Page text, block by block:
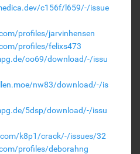
c156f/l659/-/issue
profiles/jarvinhensen
profiles/felixs473
oo69/download/-/issu
nw83/download/-/is
5dsp/download/-/issu
k8p1/crack/-/issues/32
profiles/deborahng